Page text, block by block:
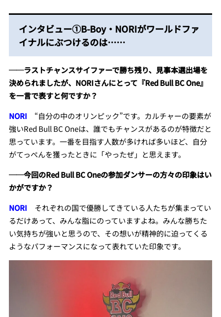
インタビュー①B-Boy・NORIがワールドファ
イナルにぶつけるのは……
──ラストチャンスサイファーで勝ち残り、見事本選出場を
決められましたが、NORIさんにとって『Red Bull BC One』
を一言で表すと何ですか？
NORI “自分の中のオリンピック”です。カルチャーの要素が
強いRed Bull BC Oneは、誰でもチャンスがあるのが特徴だと
思っています。一番を目指す人数が多ければ多いほど、自分
がてっぺんを獲ったときに「やったぜ」と思えます。
──今回のRed Bull BC Oneの参加ダンサーの方々の印象はい
かがですか？
NORI それぞれの国で優勝してきている人たちが集まってい
るだけあって、みんな脂にのっていますよね。みんな勝ちた
い気持ちが強いと思うので、その想いが精神的に迫ってくる
ようなパフォーマンスになって表れていた印象です。